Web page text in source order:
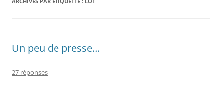
Un peu de presse…
27 réponses